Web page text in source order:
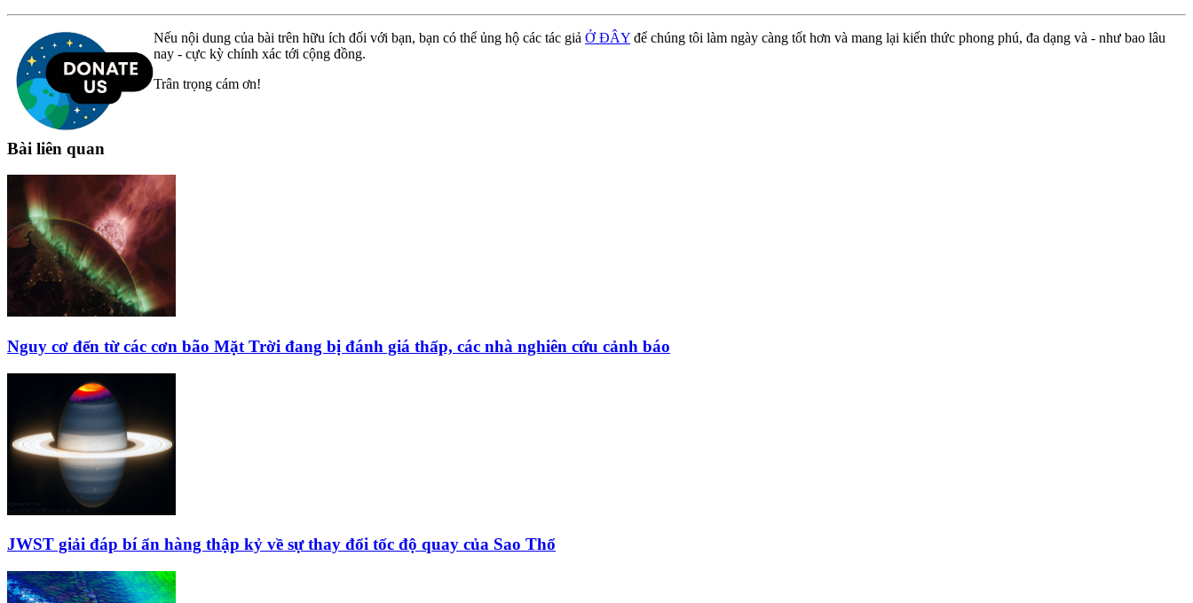
Nếu nội dung của bài trên hữu ích đối với bạn, bạn có thể ủng hộ các tác giả Ở ĐÂY để chúng tôi làm ngày càng tốt hơn và mang lại kiến thức phong phú, đa dạng và - như bao lâu
nay - cực kỳ chính xác tới cộng đồng.
Trân trọng cám ơn!
Bài liên quan
Nguy cơ đến từ các cơn bão Mặt Trời đang bị đánh giá thấp, các nhà nghiên cứu cảnh báo
JWST giải đáp bí ẩn hàng thập kỷ về sự thay đổi tốc độ quay của Sao Thổ